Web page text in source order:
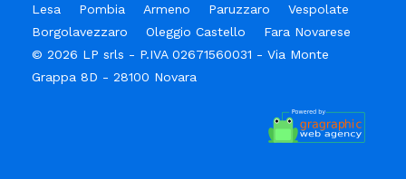
Lesa
Pombia Armeno Paruzzaro
Vespolate
Borgolavezzaro
Oleggio Castello
Fara Novarese
© 2026 LP srls - P.IVA 02671560031 - Via Monte
Grappa 8D - 28100 Novara